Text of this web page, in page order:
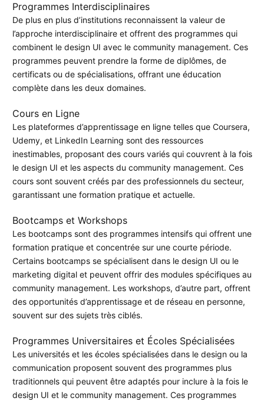
Programmes Interdisciplinaires
De plus en plus d’institutions reconnaissent la valeur de
l’approche interdisciplinaire et offrent des programmes qui
combinent le design UI avec le community management. Ces
programmes peuvent prendre la forme de diplômes, de
certificats ou de spécialisations, offrant une éducation
complète dans les deux domaines.
Cours en Ligne
Les plateformes d’apprentissage en ligne telles que Coursera,
Udemy, et LinkedIn Learning sont des ressources
inestimables, proposant des cours variés qui couvrent à la fois
le design UI et les aspects du community management. Ces
cours sont souvent créés par des professionnels du secteur,
garantissant une formation pratique et actuelle.
Bootcamps et Workshops
Les bootcamps sont des programmes intensifs qui offrent une
formation pratique et concentrée sur une courte période.
Certains bootcamps se spécialisent dans le design UI ou le
marketing digital et peuvent offrir des modules spécifiques au
community management. Les workshops, d’autre part, offrent
des opportunités d’apprentissage et de réseau en personne,
souvent sur des sujets très ciblés.
Programmes Universitaires et Écoles Spécialisées
Les universités et les écoles spécialisées dans le design ou la
communication proposent souvent des programmes plus
traditionnels qui peuvent être adaptés pour inclure à la fois le
design UI et le community management. Ces programmes